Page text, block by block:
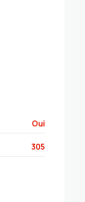
Oui
305